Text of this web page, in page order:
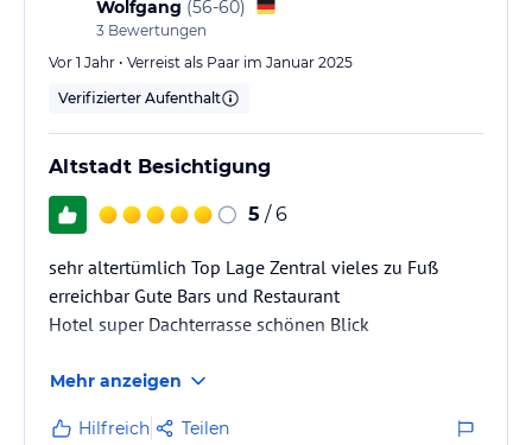
Wolfgang (56-60)
3 Bewertungen
Vor 1 Jahr • Verreist als Paar im Januar 2025
Verifizierter Aufenthalt
Altstadt Besichtigung
5 / 6
sehr altertümlich Top Lage Zentral vieles zu Fuß
erreichbar Gute Bars und Restaurant
Hotel super Dachterrasse schönen Blick
Mehr anzeigen
Hilfreich Teilen